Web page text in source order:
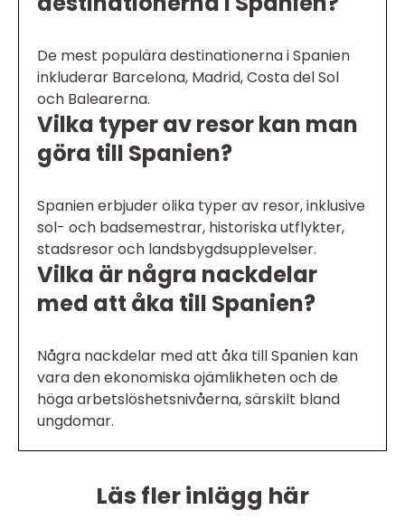
De mest populära destinationerna i Spanien
inkluderar Barcelona, Madrid, Costa del Sol
och Balearerna.
Vilka typer av resor kan man
göra till Spanien?
Spanien erbjuder olika typer av resor, inklusive
sol- och badsemestrar, historiska utflykter,
stadsresor och landsbygdsupplevelser.
Vilka är några nackdelar
med att åka till Spanien?
Några nackdelar med att åka till Spanien kan
vara den ekonomiska ojämlikheten och de
höga arbetslöshetsnivåerna, särskilt bland
ungdomar.
Läs fler inlägg här